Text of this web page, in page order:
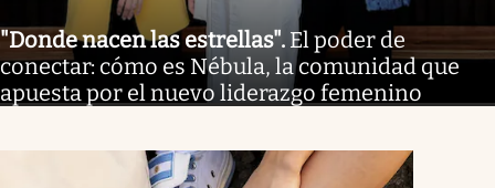
"Donde nacen las estrellas". El poder de
conectar: cómo es Nébula, la comunidad que
apuesta por el nuevo liderazgo femenino